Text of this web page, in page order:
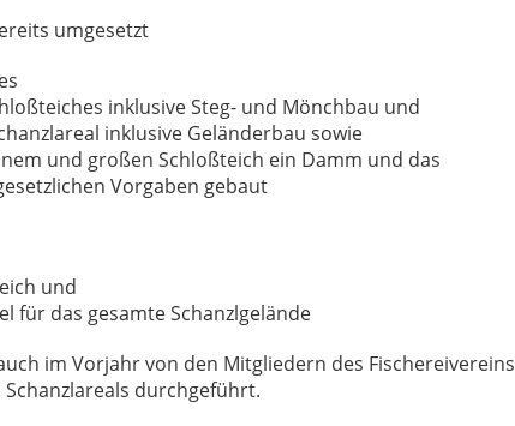
umgesetzt
inklusive Steg- und Mönchbau und
inklusive Geländerbau sowie
und großen Schloßteich ein Damm und das
Vorgaben gebaut
und
für das gesamte Schanzlgelände
im Vorjahr von den Mitgliedern des Fischereivereins
Schanzlareals durchgeführt.